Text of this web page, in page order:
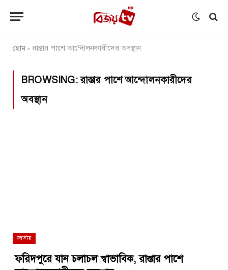
হোম» রাস্তার পাশে আন্দোলনকারীদের অবস্থান
BROWSING:রাস্তার পাশে আন্দোলনকারীদের
অবস্থান
জাতীয়
ফরিদপুরে যান চলাচল স্বাভাবিক, রাস্তার পাশে